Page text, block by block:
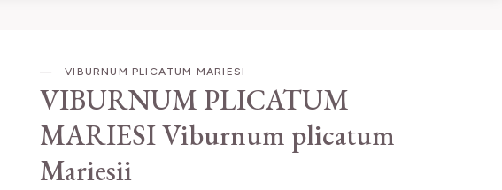
VIBURNUM PLICATUM MARIESI
VIBURNUM PLICATUM
MARIESIViburnum plicatum
Mariesii